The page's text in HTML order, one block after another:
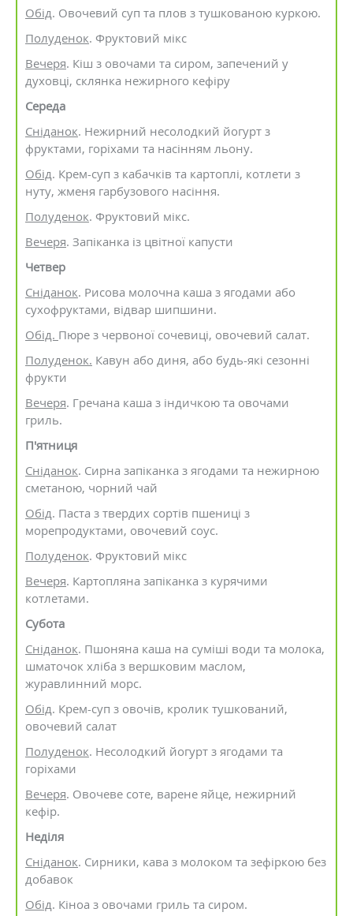
Обід. Овочевий суп та плов з тушкованою куркою.
Полуденок. Фруктовий мікс
Вечеря. Кіш з овочами та сиром, запечений у
духовці, склянка нежирного кефіру
Середа
Сніданок. Нежирний несолодкий йогурт з
фруктами, горіхами та насінням льону.
Обід. Крем-суп з кабачків та картоплі, котлети з
нуту, жменя гарбузового насіння.
Полуденок. Фруктовий мікс.
Вечеря. Запіканка із цвітної капусти
Четвер
Сніданок. Рисова молочна каша з ягодами або
сухофруктами, відвар шипшини.
Обід. Пюре з червоної сочевиці, овочевий салат.
Полуденок. Кавун або диня, або будь-які сезонні
фрукти
Вечеря. Гречана каша з індичкою та овочами
гриль.
П'ятниця
Сніданок. Сирна запіканка з ягодами та нежирною
сметаною, чорний чай
Обід. Паста з твердих сортів пшениці з
морепродуктами, овочевий соус.
Полуденок. Фруктовий мікс
Вечеря. Картопляна запіканка з курячими
котлетами.
Субота
Сніданок. Пшоняна каша на суміші води та молока,
шматочок хліба з вершковим маслом,
журавлинний морс.
Обід. Крем-суп з овочів, кролик тушкований,
овочевий салат
Полуденок. Несолодкий йогурт з ягодами та
горіхами
Вечеря. Овочеве соте, варене яйце, нежирний
кефір.
Неділя
Сніданок. Сирники, кава з молоком та зефіркою без
добавок
Обід. Кіноа з овочами гриль та сиром.